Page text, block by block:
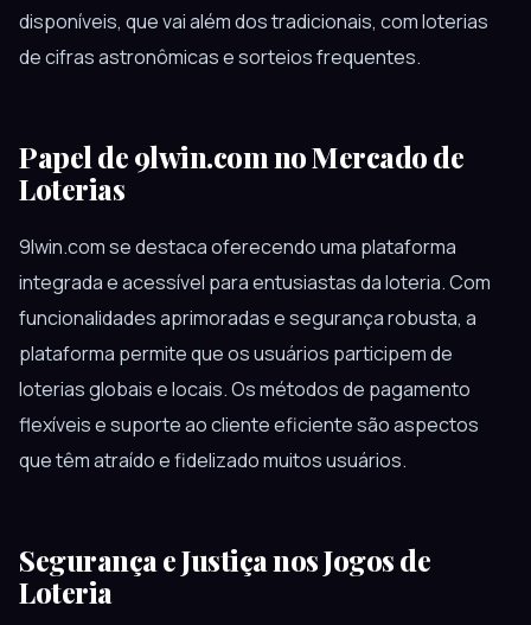
disponíveis, que vai além dos tradicionais, com loterias
de cifras astronômicas e sorteios frequentes.
Papel de 9lwin.com no Mercado de
Loterias
9lwin.com se destaca oferecendo uma plataforma
integrada e acessível para entusiastas da loteria. Com
funcionalidades aprimoradas e segurança robusta, a
plataforma permite que os usuários participem de
loterias globais e locais. Os métodos de pagamento
flexíveis e suporte ao cliente eficiente são aspectos
que têm atraído e fidelizado muitos usuários.
Segurança e Justiça nos Jogos de
Loteria